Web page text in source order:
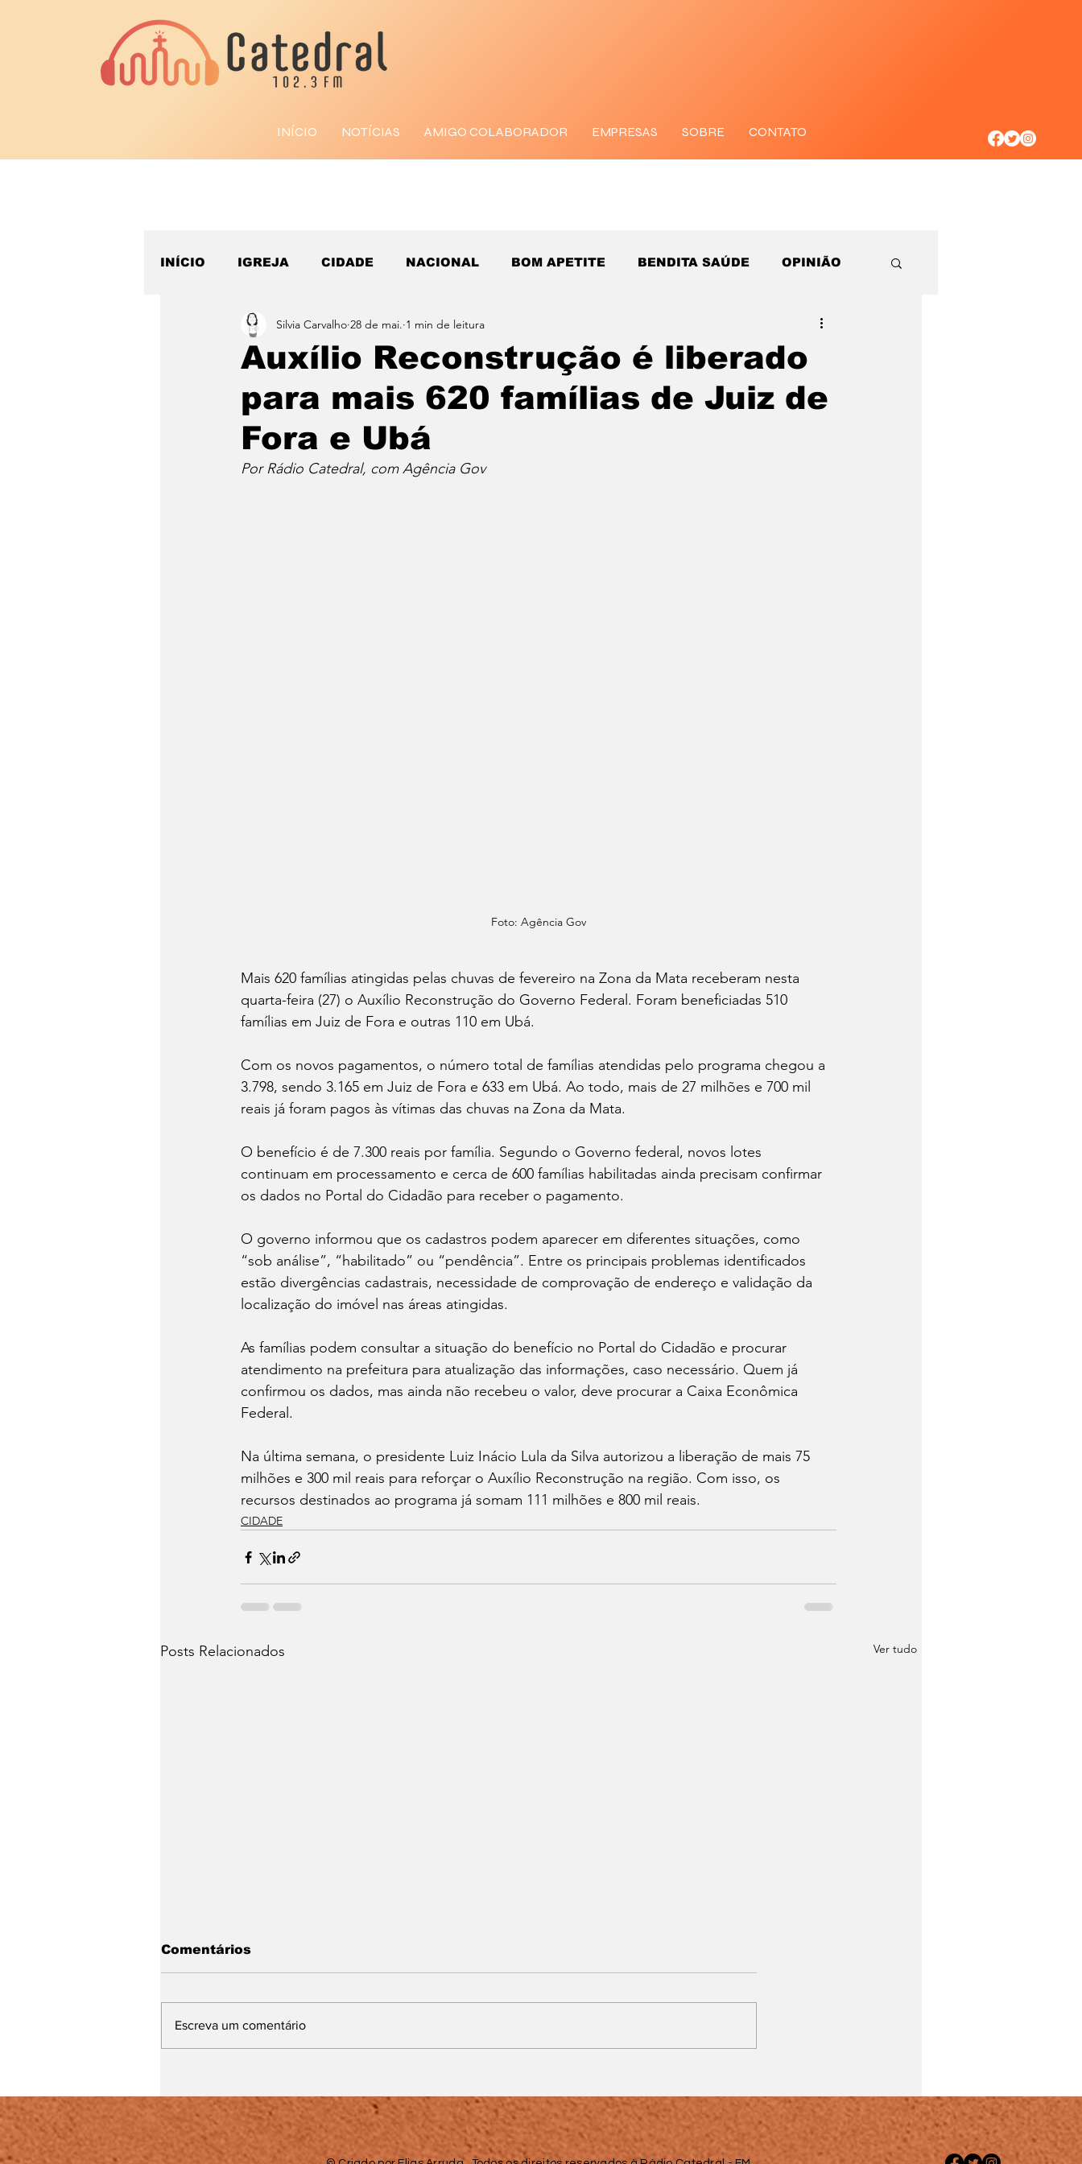
INÍCIO NOTÍCIAS AMIGO COLABORADOR EMPRESAS SOBRE CONTATO
INÍCIO IGREJA CIDADE NACIONAL BOM APETITE BENDITA SAÚDE OPINIÃO
ESPORTE
Auxílio Reconstrução é liberado
para mais 620 famílias de Juiz de
Fora e Ubá
Silvia Carvalho 28 de mai. 1 min de leitura
Por Rádio Catedral, com Agência Gov
Foto: Agência Gov
Mais 620 famílias atingidas pelas chuvas de fevereiro na Zona da Mata receberam nesta
quarta-feira (27) o Auxílio Reconstrução do Governo Federal. Foram beneficiadas 510
famílias em Juiz de Fora e outras 110 em Ubá.
Com os novos pagamentos, o número total de famílias atendidas pelo programa chegou a
3.798, sendo 3.165 em Juiz de Fora e 633 em Ubá. Ao todo, mais de 27 milhões e 700 mil
reais já foram pagos às vítimas das chuvas na Zona da Mata.
O benefício é de 7.300 reais por família. Segundo o Governo federal, novos lotes
continuam em processamento e cerca de 600 famílias habilitadas ainda precisam confirmar
os dados no Portal do Cidadão para receber o pagamento.
O governo informou que os cadastros podem aparecer em diferentes situações, como
“sob análise”, “habilitado” ou “pendência”. Entre os principais problemas identificados
estão divergências cadastrais, necessidade de comprovação de endereço e validação da
localização do imóvel nas áreas atingidas.
As famílias podem consultar a situação do benefício no Portal do Cidadão e procurar
atendimento na prefeitura para atualização das informações, caso necessário. Quem já
confirmou os dados, mas ainda não recebeu o valor, deve procurar a Caixa Econômica
Federal.
Na última semana, o presidente Luiz Inácio Lula da Silva autorizou a liberação de mais 75
milhões e 300 mil reais para reforçar o Auxílio Reconstrução na região. Com isso, os
recursos destinados ao programa já somam 111 milhões e 800 mil reais.
CIDADE
Posts Relacionados Ver tudo
transforma vidas
da Saudade transforma
saudade em
homenagem aos pais
Comentários
Escreva um comentário